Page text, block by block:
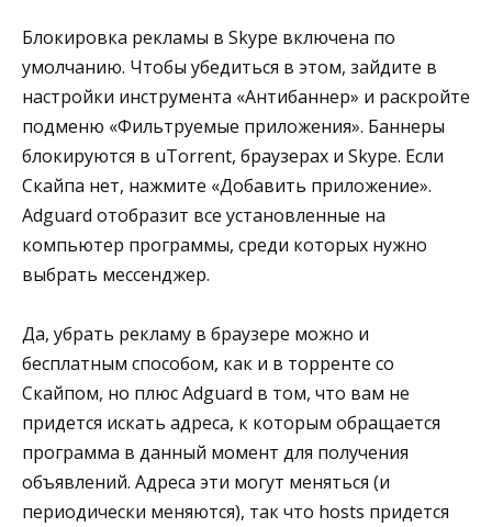
Блокировка рекламы в Skype включена по
умолчанию. Чтобы убедиться в этом, зайдите в
настройки инструмента «Антибаннер» и раскройте
подменю «Фильтруемые приложения». Баннеры
блокируются в uTorrent, браузерах и Skype. Если
Скайпа нет, нажмите «Добавить приложение».
Adguard отобразит все установленные на
компьютер программы, среди которых нужно
выбрать мессенджер.
Да, убрать рекламу в браузере можно и
бесплатным способом, как и в торренте со
Скайпом, но плюс Adguard в том, что вам не
придется искать адреса, к которым обращается
программа в данный момент для получения
объявлений. Адреса эти могут меняться (и
периодически меняются), так что hosts придется